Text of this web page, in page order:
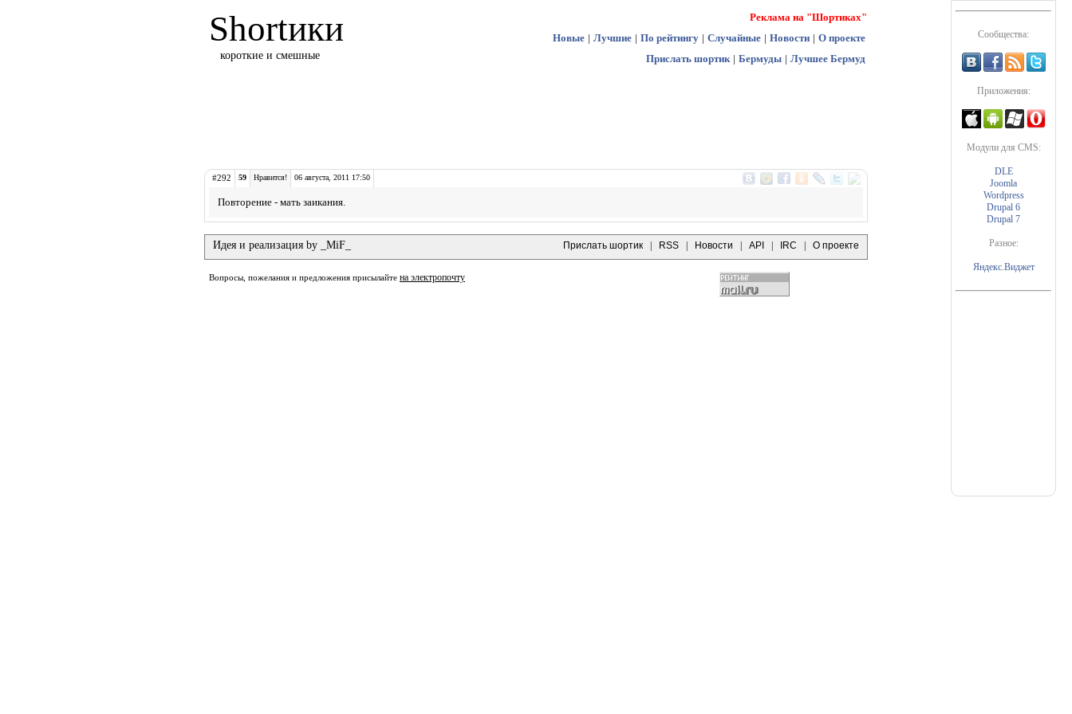
Сообщества:
Приложения:
Модули для CMS:
DLE
Joomla
Wordpress
Drupal 6
Drupal 7
Разное:
Яндекс.Виджет
Shortики
Реклама на "Шортиках"
Новые | Лучшие | По рейтингу | Случайные | Новости | О проекте
Прислать шортик | Бермуды | Лучшее Бермуд
короткие и смешные
#292 59 Нравится! 06 августа, 2011 17:50
Повторение - мать заикания.
Идея и реализация by _MiF_ Прислать шортик RSS Новости API IRC О проекте
Вопросы, пожелания и предложения присылайте на электропочту